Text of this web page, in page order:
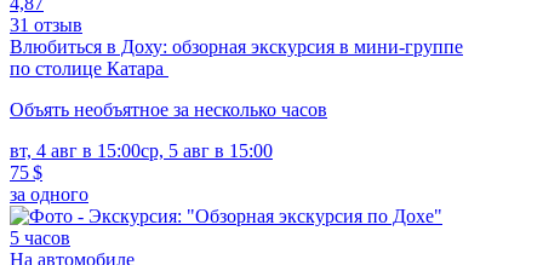
31 отзыв
Влюбиться в Доху: обзорная экскурсия в мини-группе
по столице Катара
Объять необъятное за несколько часов
вт, 4 авг в 15:00ср, 5 авг в 15:00
75 $
за одного
5 часов
На автомобиле